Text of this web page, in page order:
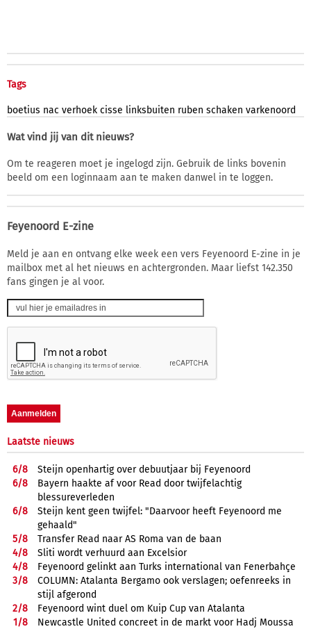
Tags
boetius nac verhoek cisse linksbuiten ruben schaken varkenoord
Wat vind jij van dit nieuws?
Om te reageren moet je ingelogd zijn. Gebruik de links bovenin
beeld om een loginnaam aan te maken danwel in te loggen.
Feyenoord E-zine
Meld je aan en ontvang elke week een vers Feyenoord E-zine in je
mailbox met al het nieuws en achtergronden. Maar liefst 142.350
fans gingen je al voor.
Laatste nieuws
6/8
Steijn openhartig over debuutjaar bij Feyenoord
6/8
Bayern haakte af voor Read door twijfelachtig
blessureverleden
6/8
Steijn kent geen twijfel: "Daarvoor heeft Feyenoord me
gehaald"
5/8
Transfer Read naar AS Roma van de baan
4/8
Sliti wordt verhuurd aan Excelsior
4/8
Feyenoord gelinkt aan Turks international van Fenerbahçe
3/8
COLUMN: Atalanta Bergamo ook verslagen; oefenreeks in
stijl afgerond
2/8
Feyenoord wint duel om Kuip Cup van Atalanta
1/8
Newcastle United concreet in de markt voor Hadj Moussa